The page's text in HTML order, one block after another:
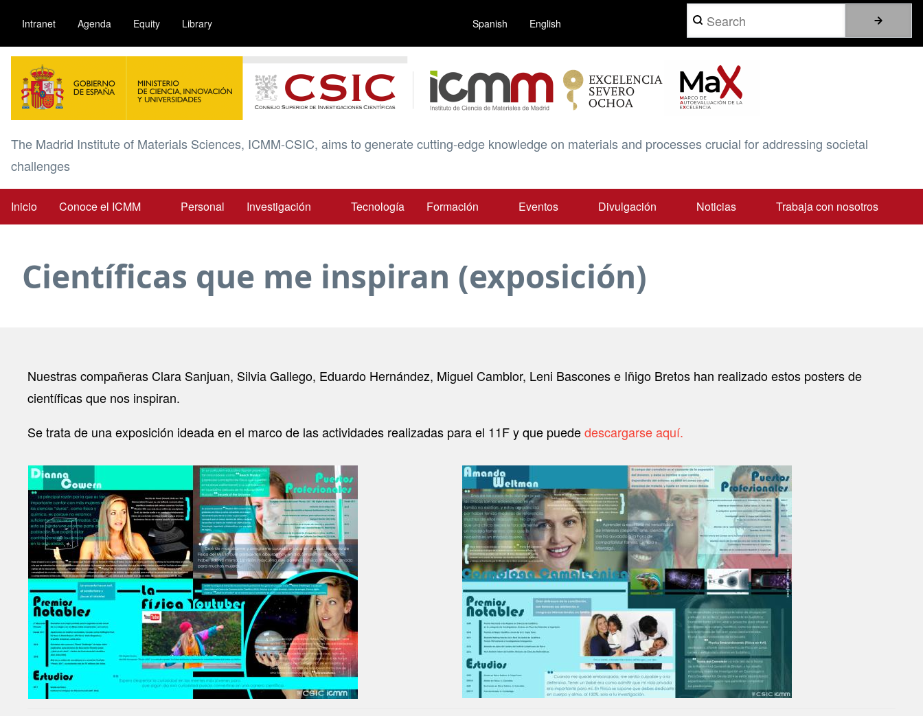
contenido
principal
Intranet Agenda Equity Library Spanish English Search
Image
The Madrid Institute of Materials Sciences, ICMM-CSIC, aims to generate cutting-edge knowledge on materials and processes crucial for addressing societal
challenges
Main
Inicio Conoce el ICMM Personal Investigación Tecnología Formación Eventos Divulgación Noticias Trabaja con nosotros
Científicas que me inspiran (exposición)
Nuestras compañeras Clara Sanjuan, Silvia Gallego, Eduardo Hernández, Miguel Camblor, Leni Bascones e Iñigo Bretos han realizado estos posters de
científicas que nos inspiran.
Se trata de una exposición ideada en el marco de las actividades realizadas para el 11F y que puededescargarse aquí.
Image Image